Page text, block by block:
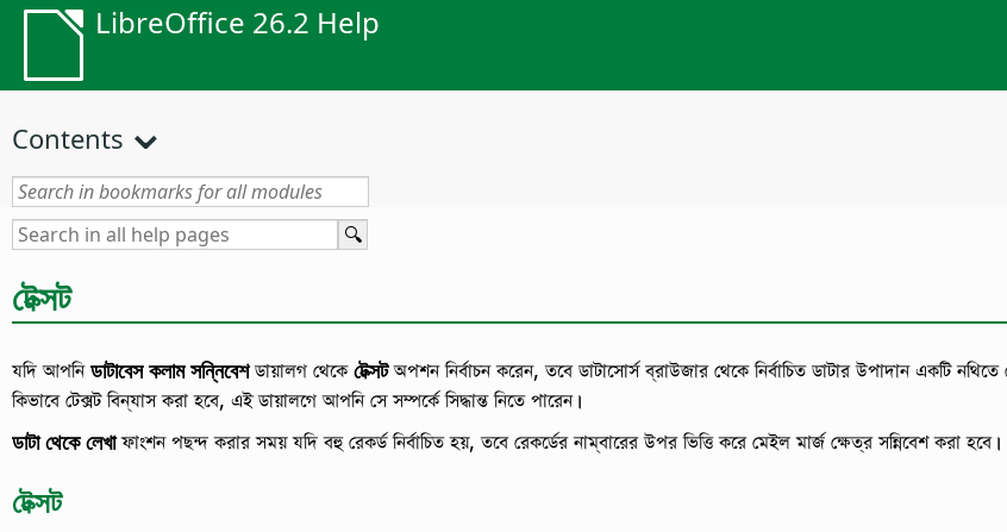
LibreOffice 26.2 Help
Contents
টেক্সট
যদি আপনিডাটাবেস কলাম সন্নিবেশডায়ালগ থেকেটেক্সটঅপশন নির্বাচন করেন, তবে ডাটাসোর্স ব্রাউজার থেকে নির্বাচিত ডাটার উপাদান একটি
কিভাবে টেক্সট বিন্যাস করা হবে, এই ডায়ালগে আপনি সে সম্পর্কে সিদ্ধান্ত নিতে পারেন।
ডাটা থেকে লেখাফাংশন পছন্দ করার সময় যদি বহু রেকর্ড নির্বাচিত হয়, তবে রেকর্ডের নাম্বারের উপর ভিত্তি করে মেইল মার্জ ক্ষেত্র সন্নিবেশ করা হবে।
টেক্সট